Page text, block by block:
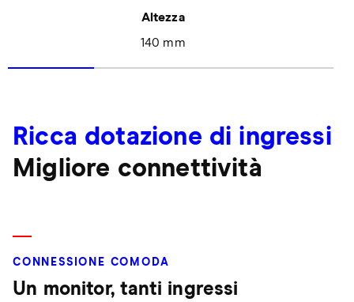
Altezza
140 mm
Ricca dotazione di ingressi
Migliore connettività
CONNESSIONE COMODA
Un monitor, tanti ingressi